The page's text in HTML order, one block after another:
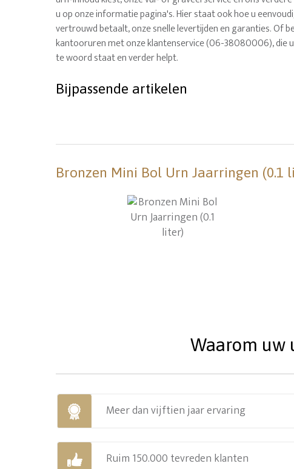
u op onze informatie pagina's. Hier staat ook hoe u
vertrouwd betaalt, onze snelle levertijden en garanties. Of
kantooruren met onze klantenservice (06-38080006), die
te woord staat en verder helpt.
Bijpassende artikelen
Bronzen Mini Bol Urn Jaarringen (0.1
Waarom uw
Meer dan vijftien jaar ervaring
Ruim 150.000 tevreden klanten